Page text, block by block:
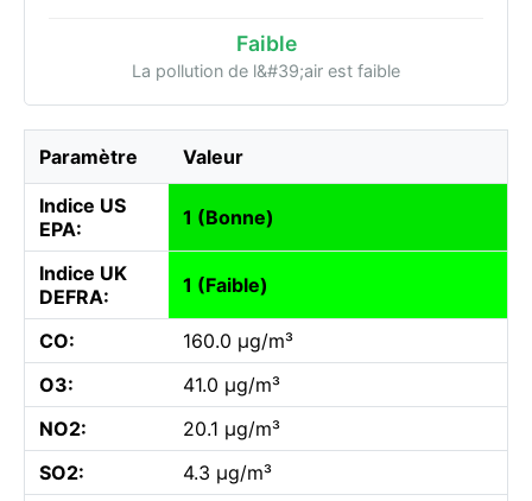
Faible
La pollution de l&#39;air est faible
Paramètre Valeur
Indice US
EPA:
1 (Bonne)
Indice UK
DEFRA:
1 (Faible)
CO:
160.0 µg/m³
O3:
41.0 µg/m³
NO2:
20.1 µg/m³
SO2:
4.3 µg/m³